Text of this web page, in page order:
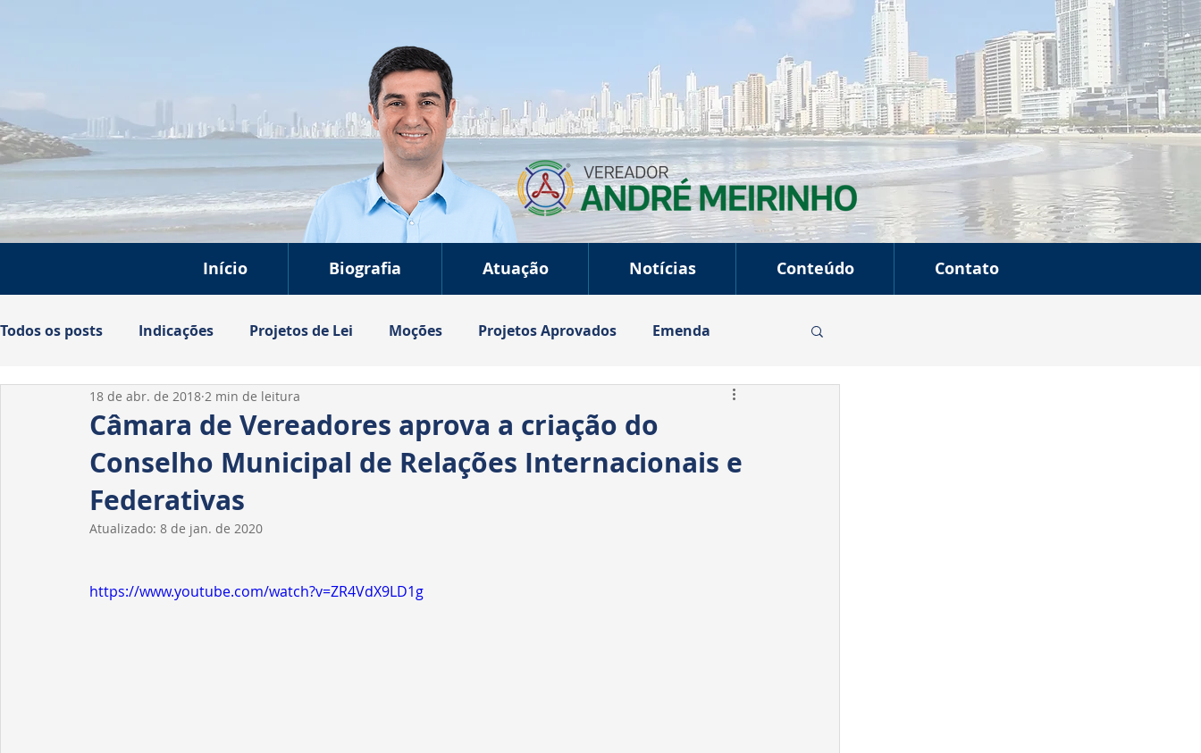
Início Biografia Atuação Notícias Conteúdo Contato
Todos os posts Indicações Projetos de Lei Moções Projetos Aprovados Emenda
Homenagens Fiscalização Tribuna livre
Câmara de Vereadores aprova a criação do
Conselho Municipal de Relações Internacionais e
Federativas
18 de abr. de 2018 2 min de leitura
Atualizado: 8 de jan. de 2020
https://www.youtube.com/watch?v=ZR4VdX9LD1g